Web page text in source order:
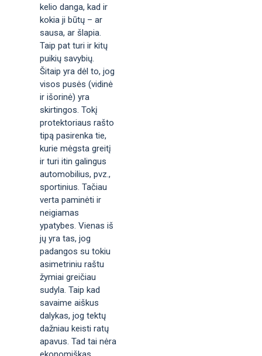
kelio danga, kad ir
kokia ji būtų – ar
sausa, ar šlapia.
Taip pat turi ir kitų
puikių savybių.
Šitaip yra dėl to, jog
visos pusės (vidinė
ir išorinė) yra
skirtingos. Tokį
protektoriaus rašto
tipą pasirenka tie,
kurie mėgsta greitį
ir turi itin galingus
automobilius, pvz.,
sportinius. Tačiau
verta paminėti ir
neigiamas
ypatybes. Vienas iš
jų yra tas, jog
padangos su tokiu
asimetriniu raštu
žymiai greičiau
sudyla. Taip kad
savaime aiškus
dalykas, jog tektų
dažniau keisti ratų
apavus. Tad tai nėra